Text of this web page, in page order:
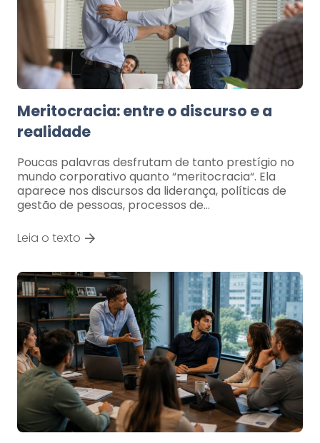
Meritocracia: entre o discurso e a
realidade
Poucas palavras desfrutam de tanto prestígio no
mundo corporativo quanto “meritocracia“. Ela
aparece nos discursos da liderança, políticas de
gestão de pessoas, processos de…
Leia o texto